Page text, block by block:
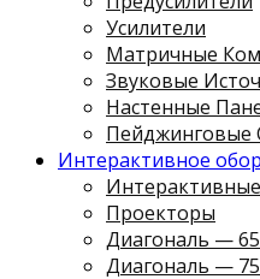
Усилители
Матричные
Звуковые
Настенные
Пейджинговые
Интерактивное
Проекторы
Диагональ —
Диагональ —